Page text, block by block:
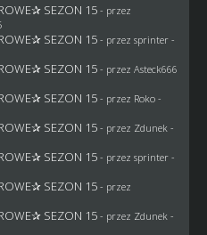
SEZON 15 - przez
SEZON 15 - przez sprinter -
SEZON 15 - przez Asteck666
SEZON 15 - przez Roko-
SEZON 15 - przez Zdunek -
SEZON 15 - przez sprinter -
SEZON 15 - przez
SEZON 15 - przez Zdunek -